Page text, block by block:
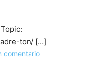
ton/ […]
comentario